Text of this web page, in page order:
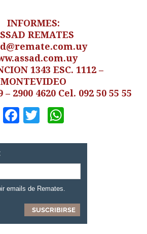
INFORMES:
REMATES
1343 ESC. 1112 –
MONTEVIDEO
– 2900 4620 Cel. 092 50 55 55
Facebook
Twitter
emails de Remates.